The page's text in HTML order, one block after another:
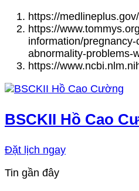
https://
https://
information/
abnormality-problems-
https://
BSCKII Hồ Cao
Đặt lịch ngay
Tin gần đây